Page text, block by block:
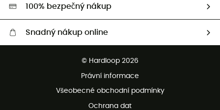
HardGreen
100% bezpečný nákup
Snadný nákup online
Bezplatné vrácení do 100 dnů
Bezplatná zákaznická služba
© Hardloop 2026
Právní informace
Všeobecné obchodní podmínky
Ochrana dat